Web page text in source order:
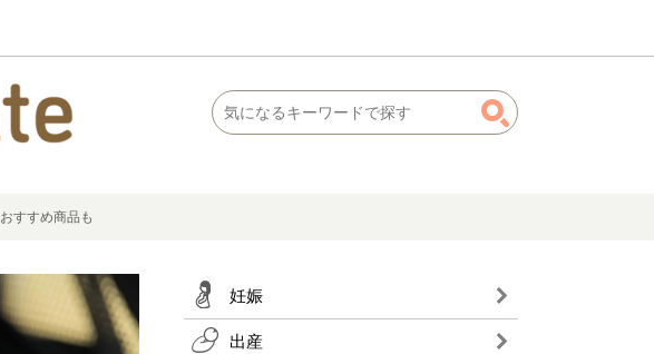
すすめ商品も
妊娠
出産